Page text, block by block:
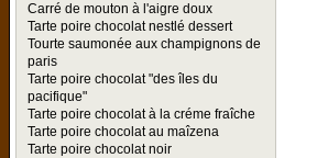
Carré de mouton à l'aigre doux
Tarte poire chocolat nestlé dessert
Tourte saumonée aux champignons de
paris
Tarte poire chocolat "des îles du
pacifique"
Tarte poire chocolat à la créme fraîche
Tarte poire chocolat au maîzena
Tarte poire chocolat noir